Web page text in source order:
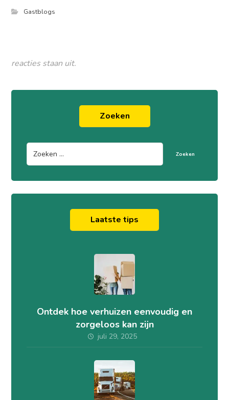
Gastblogs
reacties staan uit.
Zoeken
Zoeken
Laatste tips
Ontdek hoe verhuizen eenvoudig en
zorgeloos kan zijn
juli 29, 2025